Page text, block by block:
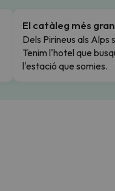
El catàleg més gran
Dels Pirineus als Alps
Tenim l'hotel que
l'estació que somies.